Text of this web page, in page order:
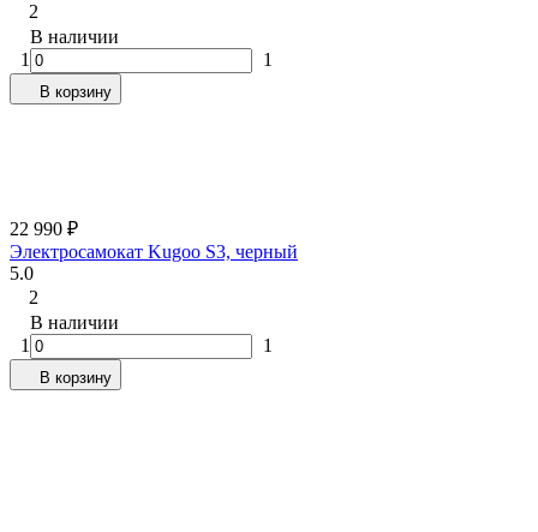
2
В наличии
1
1
В корзину
22 990 ₽
Электросамокат Kugoo S3, черный
5.0
2
В наличии
1
1
В корзину